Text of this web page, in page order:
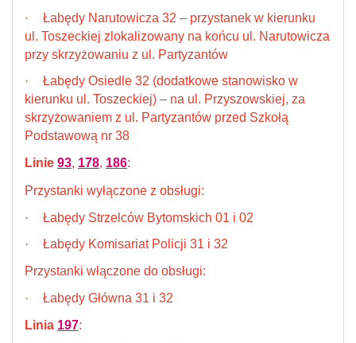
·
Łabędy Narutowicza 32 – przystanek w kierunku
ul. Toszeckiej zlokalizowany na końcu ul. Narutowicza
przy skrzyżowaniu z ul. Partyzantów
·
Łabędy Osiedle 32 (dodatkowe stanowisko w
kierunku ul. Toszeckiej) – na ul. Przyszowskiej, za
skrzyżowaniem z ul. Partyzantów przed Szkołą
Podstawową nr 38
Linie 93, 178, 186:
Przystanki wyłączone z obsługi:
·
Łabędy Strzelców Bytomskich 01 i 02
·
Łabędy Komisariat Policji 31 i 32
Przystanki włączone do obsługi:
·
Łabędy Główna 31 i 32
Linia 197: